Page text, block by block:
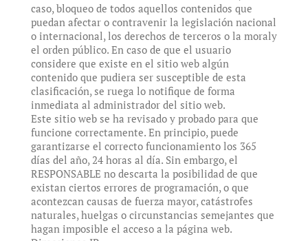
caso, bloqueo de todos aquellos contenidos que
puedan afectar o contravenir la legislación nacional
o internacional, los derechos de terceros o la moraly
el orden público. En caso de que el usuario
considere que existe en el sitio web algún
contenido que pudiera ser susceptible de esta
clasificación, se ruega lo notifique de forma
inmediata al administrador del sitio web.
Este sitio web se ha revisado y probado para que
funcione correctamente. En principio, puede
garantizarse el correcto funcionamiento los 365
días del año, 24 horas al día. Sin embargo, el
RESPONSABLE no descarta la posibilidad de que
existan ciertos errores de programación, o que
acontezcan causas de fuerza mayor, catástrofes
naturales, huelgas o circunstancias semejantes que
hagan imposible el acceso a la página web.